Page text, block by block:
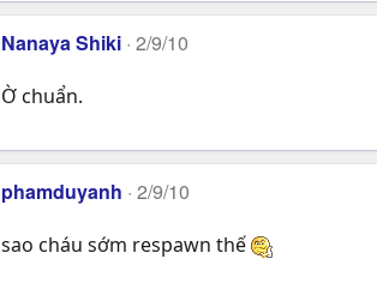
Nanaya Shiki 2/9/10
Ờ chuẩn.
phamduyanh 2/9/10
sao cháu sớm respawn thế